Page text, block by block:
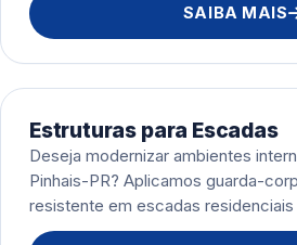
SAIBA MAIS
Estruturas para Escadas
Deseja modernizar ambientes
Pinhais-PR? Aplicamos guarda-
resistente em escadas